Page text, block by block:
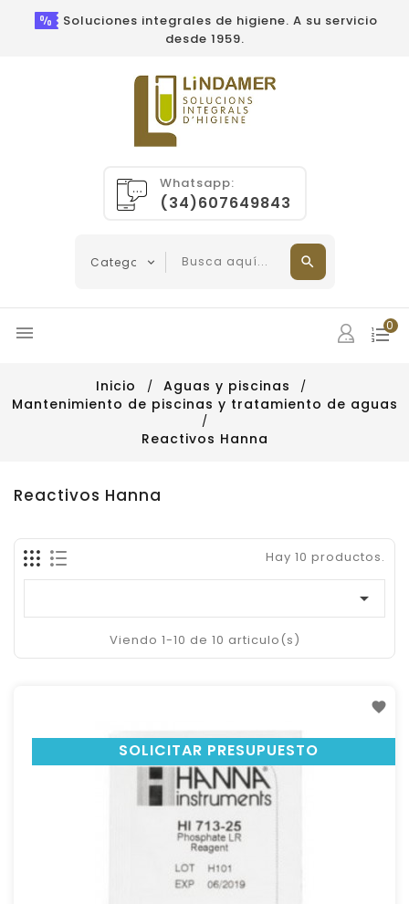
Soluciones integrales de higiene. A su servicio
desde 1959.
Whatsapp:
(34)607649843
 0
Inicio
Aguas y piscinas
Mantenimiento de piscinas y tratamiento de aguas
Reactivos Hanna
Reactivos Hanna
Hay 10 productos.

Viendo 1-10 de 10 articulo(s)
SOLICITAR PRESUPUESTO